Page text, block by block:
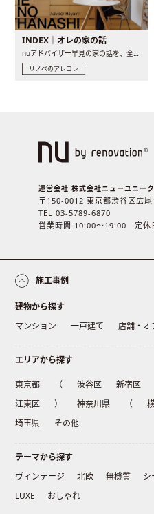
INDEX｜オレの家の話
nuアドバイザー早見の家の話を、全4話でお届け。リノベーションを..
リノベのアレコレ
運営会社 株式会社ニューユニー
〒150-0012 東京都渋谷区広
TEL 03-5789-6870
営業時間 10:00〜19:00 定休
施工事例
建物から探す
マンション
一戸建て 店舗・オ
エリアから探す
東京都 （ 渋谷区 新宿区
江東区
） 神奈川県 （
埼玉県
その他
テーマから探す
ヴィンテージ
北欧 無機質 シ
LUXE
おしゃれ